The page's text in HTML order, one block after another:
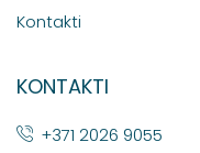
Kontakti
KONTAKTI
+371 2026 9055